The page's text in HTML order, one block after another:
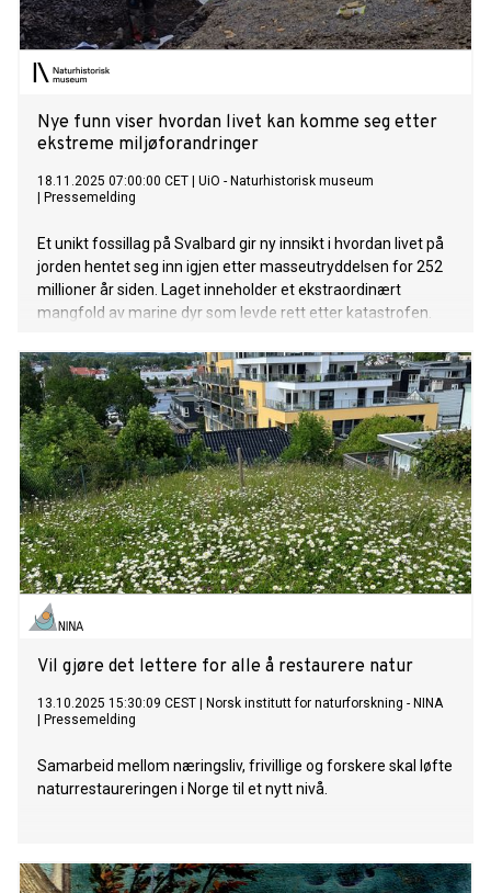
Nye funn viser hvordan livet kan komme seg etter
ekstreme miljøforandringer
18.11.2025 07:00:00 CET
UiO - Naturhistorisk museum
Pressemelding
Et unikt fossillag på Svalbard gir ny innsikt i hvordan livet på
jorden hentet seg inn igjen etter masseutryddelsen for 252
millioner år siden. Laget inneholder et ekstraordinært
mangfold av marine dyr som levde rett etter katastrofen.
Vil gjøre det lettere for alle å restaurere natur
13.10.2025 15:30:09 CEST
Norsk institutt for naturforskning - NINA
Pressemelding
Samarbeid mellom næringsliv, frivillige og forskere skal løfte
naturrestaureringen i Norge til et nytt nivå.